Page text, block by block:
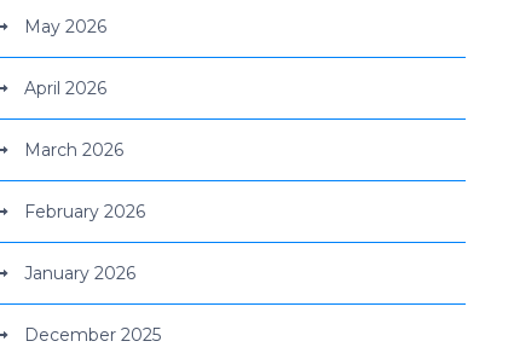
May 2026
April 2026
March 2026
February 2026
January 2026
December 2025